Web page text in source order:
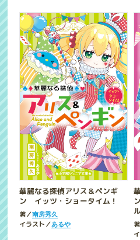
華麗なる探偵アリス＆ペンギ
ン イッツ・ショータイム！
著／南房秀久
イラスト／あるや